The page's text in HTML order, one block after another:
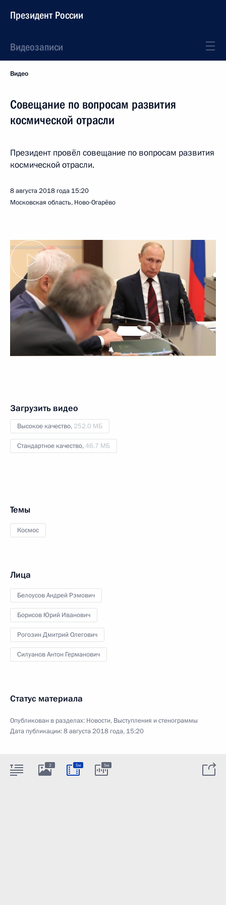
Президент России
Видеозаписи
Видео
Совещание по вопросам развития
космической отрасли
Президент провёл совещание по вопросам развития
космической отрасли.
8 августа 2018 года 15:20
Московская область, Ново-Огарёво
Загрузить видео
Высокое качество, 252.0 МБ
Стандартное качество,46.7 МБ
Темы
Космос
Лица
Белоусов Андрей Рэмович
Борисов Юрий Иванович
Рогозин Дмитрий Олегович
Силуанов Антон Германович
Статус материала
Опубликован в разделах: Новости, Выступления и стенограммы
Дата публикации:8 августа 2018 года, 15:20
2 5м 5м